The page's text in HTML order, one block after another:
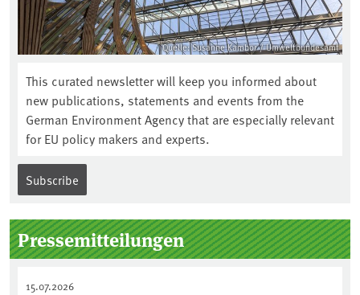
Quelle: Susanne Kambor / Umweltbundesamt
This curated newsletter will keep you informed about
new publications, statements and events from the
German Environment Agency that are especially relevant
for EU policy makers and experts.
Subscribe
Pressemitteilungen
15.07.2026